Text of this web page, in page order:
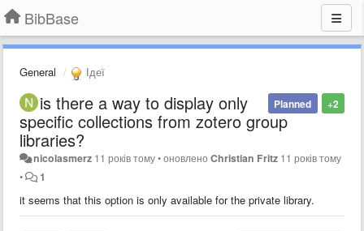
BibBase
General Ідеї
+2
Planned
is there a way to display only
specific collections from zotero group
libraries?
nicolasmerz 11 років тому•оновленоChristian Fritz 11 років тому
•
1
it seems that this option is only available for the private library.